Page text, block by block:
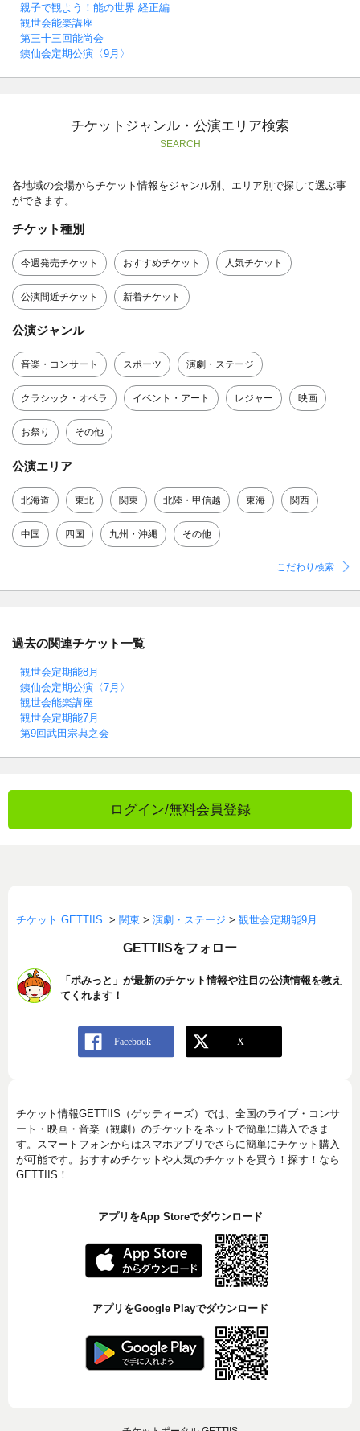
親子で観よう！能の世界 経正編
観世会能楽講座
第三十三回能尚会
銕仙会定期公演〈9月〉
チケットジャンル・公演エリア検索
SEARCH
各地域の会場からチケット情報をジャンル別、エリア別で探して選ぶ事
ができます。
チケット種別
今週発売チケット おすすめチケット 人気チケット
公演間近チケット 新着チケット
公演ジャンル
音楽・コンサート スポーツ 演劇・ステージ
クラシック・オペラ イベント・アート レジャー 映画
お祭り その他
公演エリア
北海道 東北 関東 北陸・甲信越 東海 関西
中国 四国 九州・沖縄 その他
こだわり検索
過去の関連チケット一覧
観世会定期能8月
銕仙会定期公演〈7月〉
観世会能楽講座
観世会定期能7月
第9回武田宗典之会
ログイン/無料会員登録
チケット GETTIIS > 関東 > 演劇・ステージ > 観世会定期能9月
GETTIISをフォロー
「ポみっと」が最新のチケット情報や注目の公演情報を教え
てくれます！
チケット情報GETTIIS（ゲッティーズ）では、全国のライブ・コンサ
ート・映画・音楽（観劇）のチケットをネットで簡単に購入できま
す。スマートフォンからはスマホアプリでさらに簡単にチケット購入
が可能です。おすすめチケットや人気のチケットを買う！探す！なら
GETTIIS！
アプリをApp Storeでダウンロード
アプリをGoogle Playでダウンロード